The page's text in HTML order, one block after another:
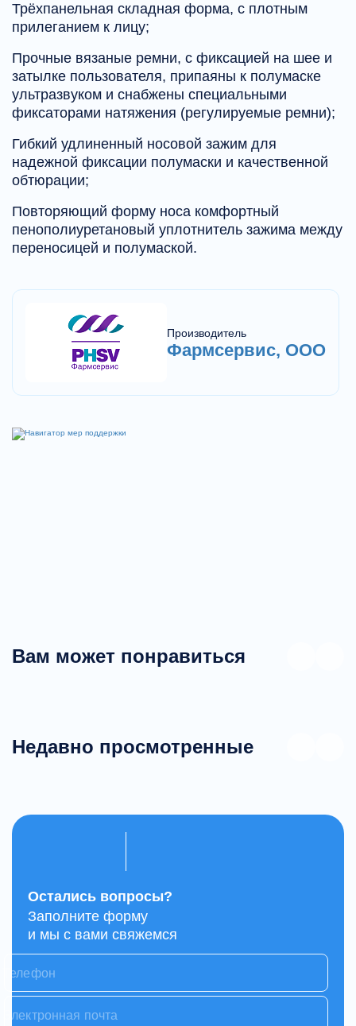
Трёхпанельная складная форма, с плотным
прилеганием к лицу;
Прочные вязаные ремни, с фиксацией на шее и
затылке пользователя, припаяны к полумаске
ультразвуком и снабжены специальными
фиксаторами натяжения (регулируемые ремни);
Гибкий удлиненный носовой зажим для
надежной фиксации полумаски и качественной
обтюрации;
Повторяющий форму носа комфортный
пенополиуретановый уплотнитель зажима между
переносицей и полумаской.
Производитель
Фармсервис, ООО
Вам может понравиться
Недавно просмотренные
Остались вопросы?
Заполните форму
и мы с вами свяжемся